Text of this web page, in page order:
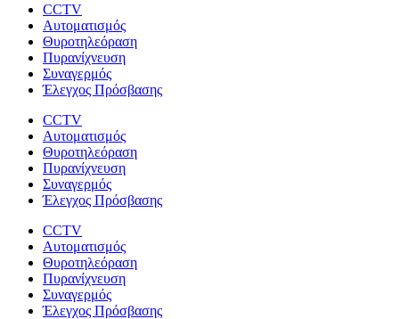
CCTV
Αυτοματισμός
Θυροτηλεόραση
Πυρανίχνευση
Συναγερμός
Έλεγχος Πρόσβασης
CCTV
Αυτοματισμός
Θυροτηλεόραση
Πυρανίχνευση
Συναγερμός
Έλεγχος Πρόσβασης
CCTV
Αυτοματισμός
Θυροτηλεόραση
Πυρανίχνευση
Συναγερμός
Έλεγχος Πρόσβασης